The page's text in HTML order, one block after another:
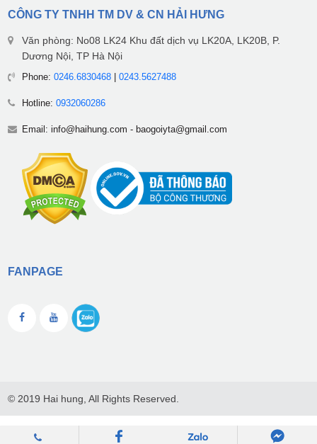
CÔNG TY TNHH TM DV & CN HẢI HƯNG
Văn phòng: No08 LK24 Khu đất dịch vụ LK20A, LK20B, P.
Dương Nội, TP Hà Nội
Phone: 0246.6830468| 0243.5627488
Hotline: 0932060286
Email: info@haihung.com - baogoiyta@gmail.com
FANPAGE
© 2019 Hai hung, All Rights Reserved.